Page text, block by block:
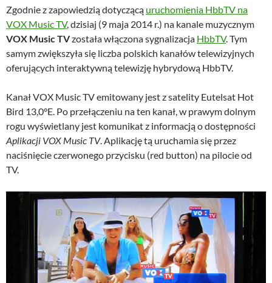
Zgodnie z zapowiedzią dotyczącą uruchomienia HbbTV na
VOX Music TV, dzisiaj (9 maja 2014 r.) na kanale muzycznym
VOX Music TVzostała włączona sygnalizacja HbbTV. Tym
samym zwiększyła się liczba polskich kanałów telewizyjnych
oferujących interaktywną telewizję hybrydową HbbTV.
Kanał VOX Music TV emitowany jest z satelity Eutelsat Hot
Bird 13,0°E. Po przełączeniu na ten kanał, w prawym dolnym
rogu wyświetlany jest komunikat z informacją o dostępności
Aplikacji VOX Music TV. Aplikację tą uruchamia się przez
naciśnięcie czerwonego przycisku (red button) na pilocie od
TV.